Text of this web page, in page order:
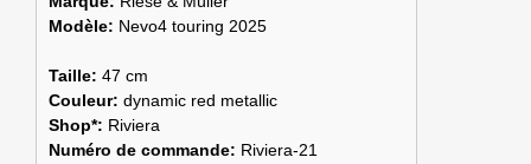
Modèle: Nevo4 touring 2025
Taille: 47 cm
Couleur: dynamic red metallic
Shop*: Riviera
Numéro de commande: Riviera-21